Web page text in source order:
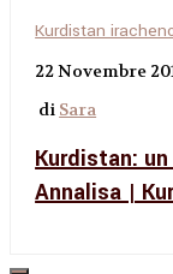
Kurdistan
22 Novembre
di Sara
Kurdistan:
Annalisa |